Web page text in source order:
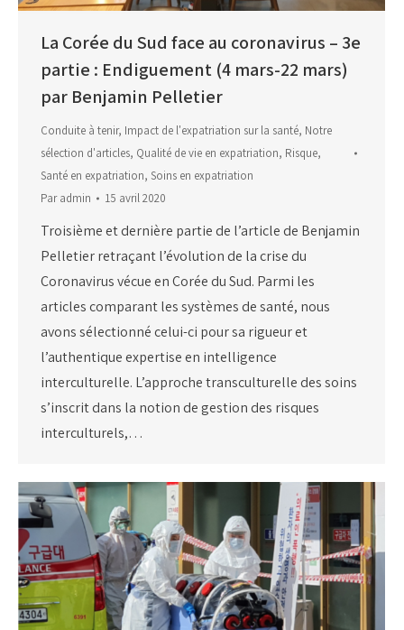
La Corée du Sud face au coronavirus – 3e
partie : Endiguement (4 mars-22 mars)
par Benjamin Pelletier
Conduite à tenir, Impact de l'expatriation sur la santé, Notre
sélection d'articles, Qualité de vie en expatriation, Risque,
Santé en expatriation, Soins en expatriation
Paradmin 15 avril 2020
Troisième et dernière partie de l’article de Benjamin
Pelletier retraçant l’évolution de la crise du
Coronavirus vécue en Corée du Sud. Parmi les
articles comparant les systèmes de santé, nous
avons sélectionné celui-ci pour sa rigueur et
l’authentique expertise en intelligence
interculturelle. L’approche transculturelle des soins
s’inscrit dans la notion de gestion des risques
interculturels,…